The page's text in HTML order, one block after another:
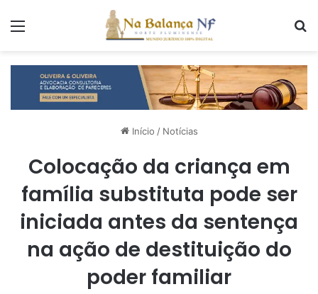
Início / Notícias
Colocação da criança em
família substituta pode ser
iniciada antes da sentença
na ação de destituição do
poder familiar